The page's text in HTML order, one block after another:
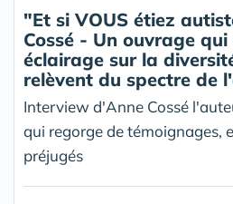
"Et si VOUS étiez
Cossé - Un ouvrage
éclairage sur la
relèvent du spectre de
Interview d'Anne Cossé
qui regorge de témoignages,
préjugés